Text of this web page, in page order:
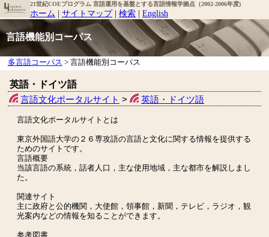
21世紀COEプログラム 言語運用を基盤とする言語情報学拠点（2002-2006年度)
ホーム サイトマップ| 検索 English
言語機能別コーパス
多言語コーパス 言語機能別コーパス